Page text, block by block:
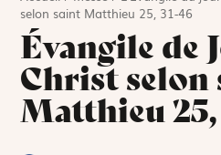
selon saint Matthieu 25, 31-46
Évangile de
Christ selon
Matthieu